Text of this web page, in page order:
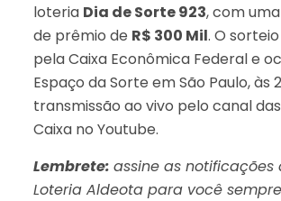
loteria Dia de Sorte 923, com
de prêmio de R$ 300 Mil. O
pela Caixa Econômica Federal e
Espaço da Sorte em São Paulo, às
transmissão ao vivo pelo canal
Caixa no Youtube.
Lembrete: assine as notificações
Loteria Aldeota para você